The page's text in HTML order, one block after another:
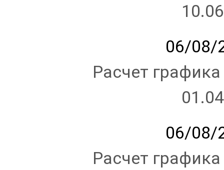
06/08/
Расчет
06/08/
Расчет